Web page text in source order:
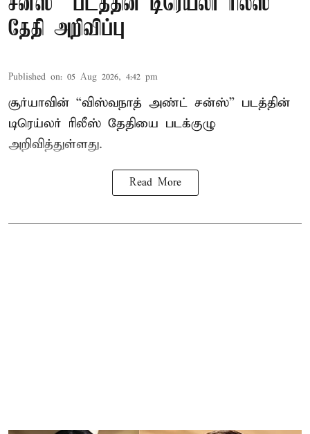
தேதி அறிவிப்பு
Published on: 05 Aug 2026, 4:42 pm
சூர்யாவின் “விஸ்வநாத் அண்ட் சன்ஸ்” படத்தின்
டிரெய்லர் ரிலீஸ் தேதியை படக்குழு
அறிவித்துள்ளது.
Read More